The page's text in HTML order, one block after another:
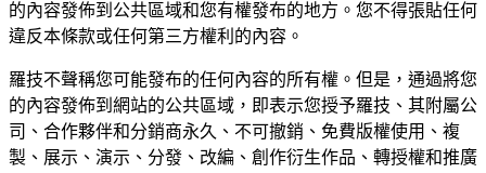
的內容發佈到公共區域和您有權發布的地方。您不得張貼任何
違反本條款或任何第三方權利的內容。
羅技不聲稱您可能發布的任何內容的所有權。但是，通過將您
的內容發佈到網站的公共區域，即表示您授予羅技、其附屬公
司、合作夥伴和分銷商永久、不可撤銷、免費版權使用、複
製、展示、演示、分發、改編、創作衍生作品、轉授權和推廣